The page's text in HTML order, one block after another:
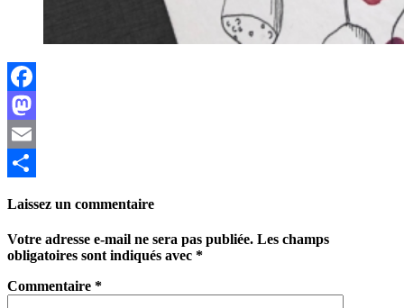
Facebook
Mastodon
Email
Laissez un commentaire
Votre adresse e-mail ne sera pas publiée. Les champs
obligatoires sont indiqués avec *
Commentaire *